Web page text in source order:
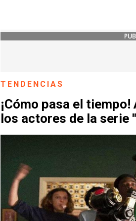
TENDENCIAS
¡Cómo pasa el
los actores de la serie